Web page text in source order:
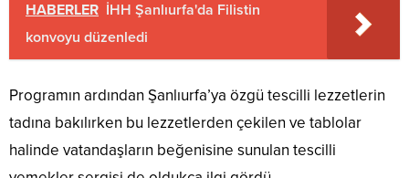
HABERLER İHH Şanlıurfa'da Filistin
konvoyu düzenledi
Programın ardından Şanlıurfa’ya özgü tescilli lezzetlerin
tadına bakılırken bu lezzetlerden çekilen ve tablolar
halinde vatandaşların beğenisine sunulan tescilli